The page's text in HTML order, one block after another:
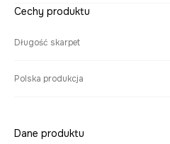
Cechy produktu
Długość skarpet
Polska produkcja
Dane produktu